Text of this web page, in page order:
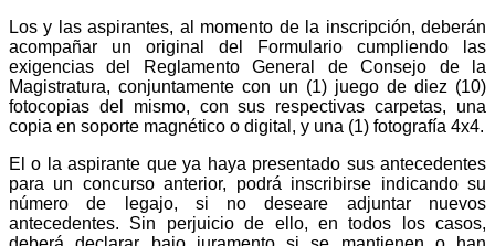
Los y las aspirantes, al momento de la inscripción, deberán
acompañar un original del Formulario cumpliendo las
exigencias del Reglamento General de Consejo de la
Magistratura, conjuntamente con un (1) juego de diez (10)
fotocopias del mismo, con sus respectivas carpetas, una
copia en soporte magnético o digital, y una (1) fotografía 4x4.
El o la aspirante que ya haya presentado sus antecedentes
para un concurso anterior, podrá inscribirse indicando su
número de legajo, si no deseare adjuntar nuevos
antecedentes. Sin perjuicio de ello, en todos los casos,